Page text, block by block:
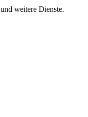
und weitere Dienste.